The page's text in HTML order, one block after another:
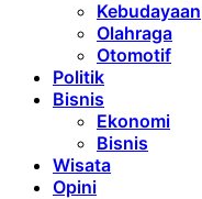
Kebudayaan
Olahraga
Otomotif
Politik
Bisnis
Ekonomi
Bisnis
Wisata
Opini